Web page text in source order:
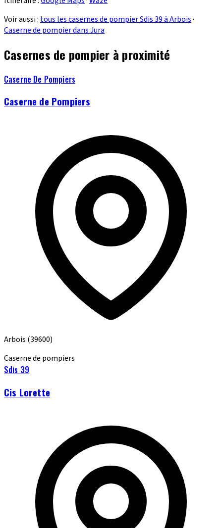
Voir aussi : tous les casernes de pompier Sdis 39 à Arbois·
Caserne de pompier dans Jura
Casernes de pompier à proximité
Caserne De Pompiers
Caserne de Pompiers
Arbois (39600)
Caserne de pompiers
Sdis 39
Cis Lorette